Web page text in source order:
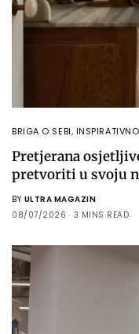
BRIGA O SEBI, INSPIRATIVNO
Pretjerana
pretvoriti u svoju
BY ULTRA MAGAZIN
08/07/2026
3 MINS READ